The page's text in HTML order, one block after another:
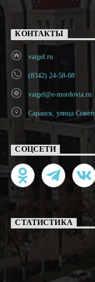
КОНТАКТЫ
vaigel.ru
(8342) 24-58-08
vaigel@e-mordovia.ru
Саранск, улица
СОЦСЕТИ
СТАТИСТИКА